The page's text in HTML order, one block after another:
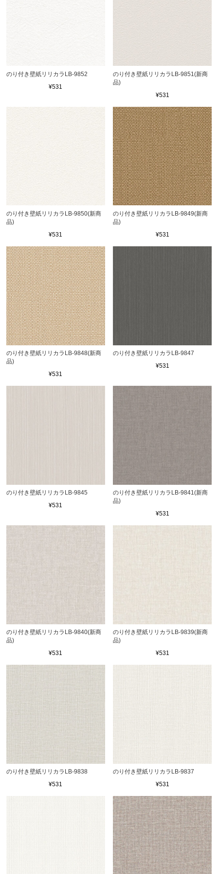
のり付き壁紙リリカラLB-9852
¥531
のり付き壁紙リリカラLB-9851(新商
品)
¥531
のり付き壁紙リリカラLB-9850(新商
品)
¥531
のり付き壁紙リリカラLB-9849(新商
品)
¥531
のり付き壁紙リリカラLB-9848(新商
品)
¥531
のり付き壁紙リリカラLB-9847
¥531
のり付き壁紙リリカラLB-9845
¥531
のり付き壁紙リリカラLB-9841(新商
品)
¥531
のり付き壁紙リリカラLB-9840(新商
品)
¥531
のり付き壁紙リリカラLB-9839(新商
品)
¥531
のり付き壁紙リリカラLB-9838
¥531
のり付き壁紙リリカラLB-9837
¥531